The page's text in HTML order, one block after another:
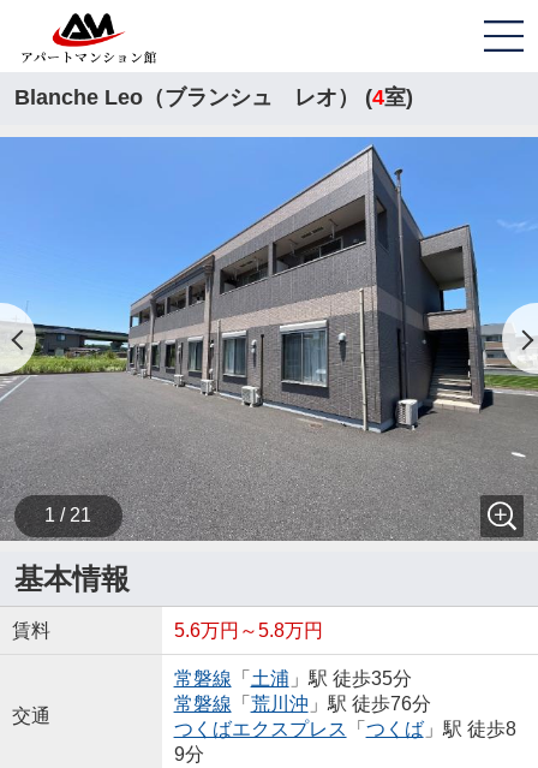
Blanche Leo（ブランシュ レオ） (4室)
1 / 21
基本情報
賃料 5.6万円～5.8万円
交通
常磐線 「 土浦 」駅 徒歩35分
常磐線 「 荒川沖 」駅 徒歩76分
つくばエクスプレス 「 つくば」駅 徒歩8
9分